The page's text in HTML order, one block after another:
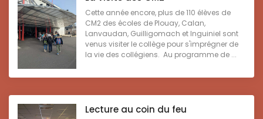
Cette année encore, plus de 110 élèves de
CM2 des écoles de Plouay, Calan,
Lanvaudan, Guilligomach et Inguiniel sont
venus visiter le collège pour s'imprégner de
la vie des collégiens. Au programme de ...
Lecture au coin du feu